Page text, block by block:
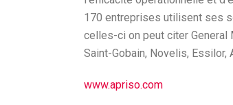
170 entreprises utilisent ses
celles-ci on peut citer General
Saint-Gobain, Novelis, Essilor,
www.apriso.com